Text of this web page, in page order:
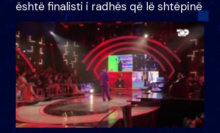
është finalisti i radhës që lë shtëpinë